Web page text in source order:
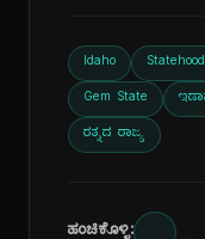
Idaho Statehood
Gem State
ರತ್ನದ ರಾಜ್ಯ
ಹಂಚಿಕೊಳ್ಳಿ: